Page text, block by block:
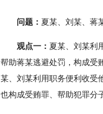
问题： 夏某、刘某、蒋
观点一： 夏某、刘某利
帮助蒋某逃避处罚，构成受
某、刘某利用职务便利收受
也构成受贿罪、帮助犯罪分